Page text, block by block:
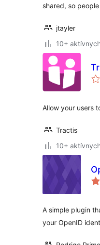
shared, so
jtayler
10+
Allow your users
Tractis
10+
A simple plugin
your OpenID